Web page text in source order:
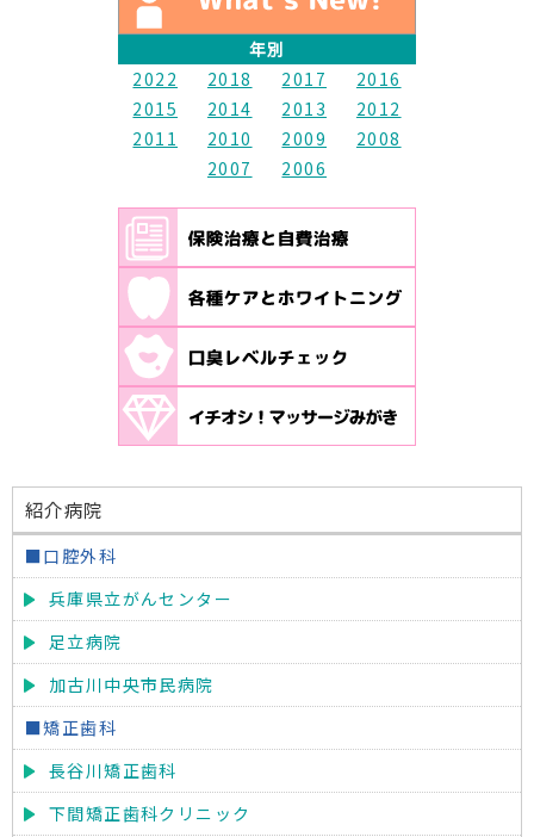
年別
2022
2018 2017
2016
2015
2014 2013
2012
2011
2010 2009
2008
2007
2006
紹介病院
■口腔外科
兵庫県立がんセンター
足立病院
加古川中央市民病院
■矯正歯科
長谷川矯正歯科
下間矯正歯科クリニック